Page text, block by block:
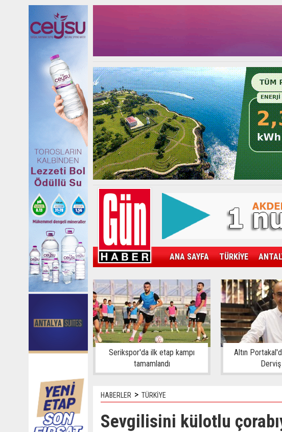
ANA SAYFA TÜRKİYE
KAMPÜS SPOR GÜN'ÜN ÜRÜNÜ SAĞLIK
Serikspor'da ilk etap kampı
tamamlandı
Altın
HABERLER > TÜRKİYE
Sevgilisini külotlu